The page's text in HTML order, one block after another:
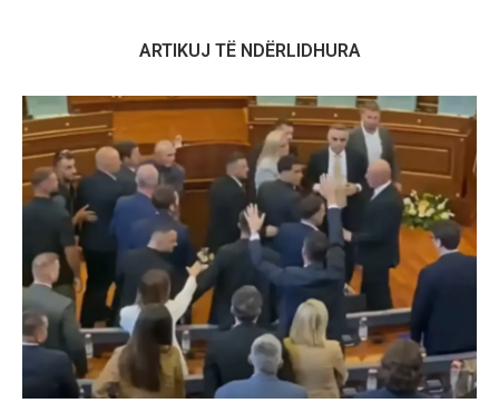
ARTIKUJ TË NDËRLIDHURA